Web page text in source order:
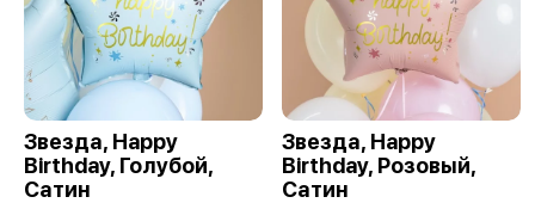
Звезда, Happy
Birthday, Голубой,
Сатин
Звезда, Happy
Birthday, Розовый,
Сатин